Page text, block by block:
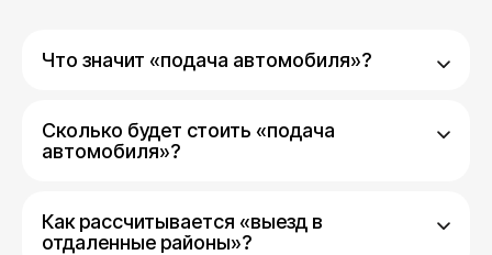
Что значит «подача автомобиля»?
Сколько будет стоить «подача
автомобиля»?
Как рассчитывается «выезд в
отдаленные районы»?